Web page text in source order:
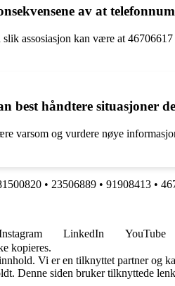
av at
slik assosiasjon kan være at
best håndtere situasjoner
varsom og vurdere nøye
• 23506889 • 91908413 •
LinkedIn YouTube
kopieres.
Vi er en tilknyttet partner og
Denne siden bruker tilknyttede